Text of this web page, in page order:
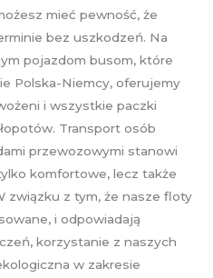
mieć pewność, że
bez uszkodzeń. Na
pojazdom busom, które
Polska-Niemcy, oferujemy
i wszystkie paczki
Transport osób
przewozowymi stanowi
komfortowe, lecz także
związku z tym, że nasze floty
i odpowiadają
korzystanie z naszych
w zakresie